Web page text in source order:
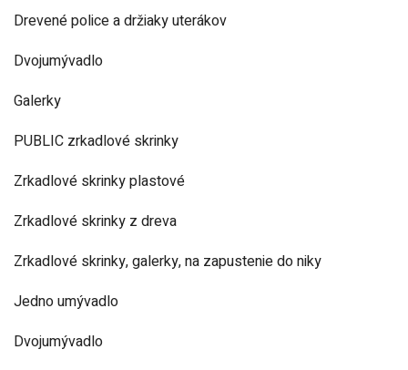
Drevené police a držiaky uterákov
Dvojumývadlo
Galerky
PUBLIC zrkadlové skrinky
Zrkadlové skrinky plastové
Zrkadlové skrinky z dreva
Zrkadlové skrinky, galerky, na zapustenie do niky
Jedno umývadlo
Dvojumývadlo